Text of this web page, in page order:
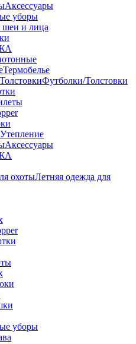
Аксессуары
уборы
шеи и лица
Термобелье
Футболки/Толстовки
Утепление
Аксессуары
Летняя одежда для
уборы